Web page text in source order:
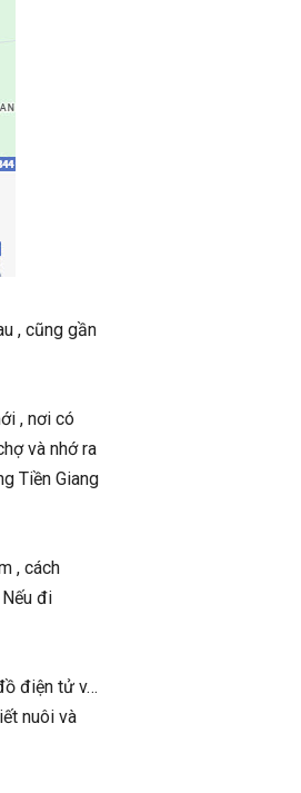
, cũng gần
, nơi có
và nhớ ra
Tiền Giang
, cách
đi
điện tử v…
nuôi và